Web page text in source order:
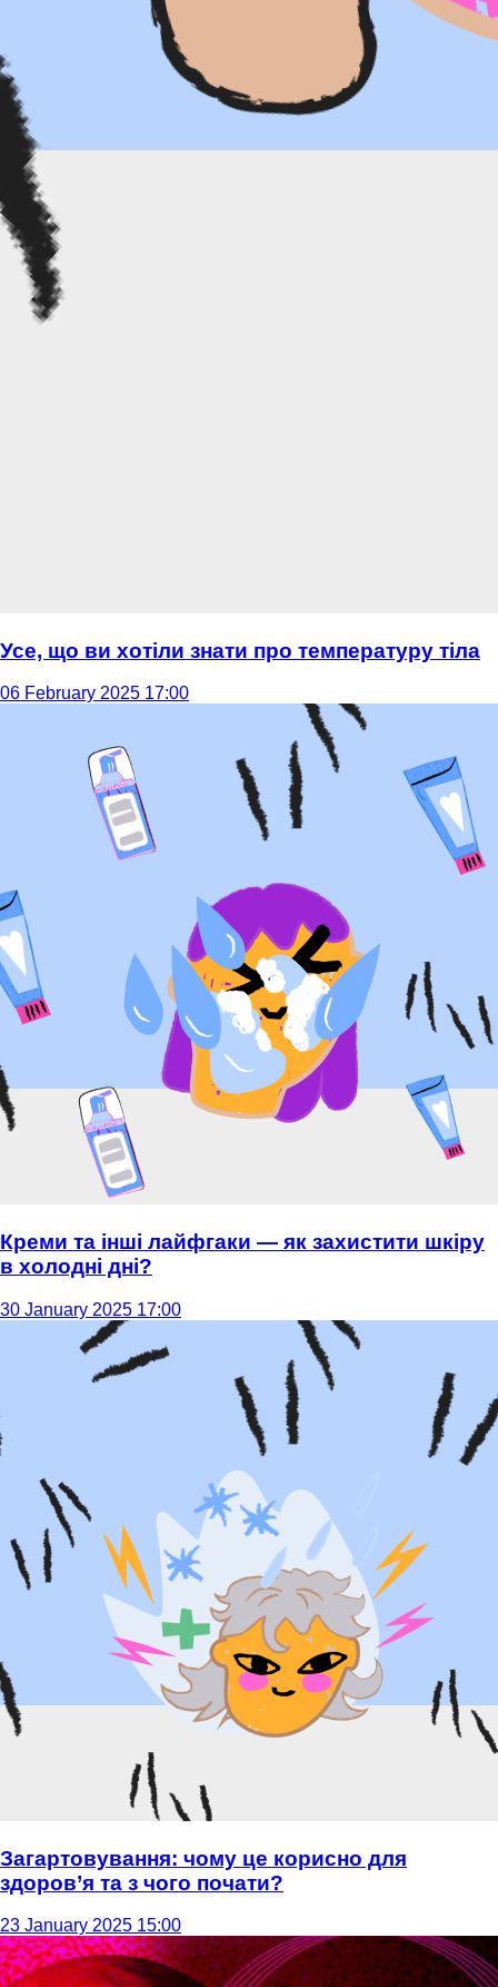
Усе, що ви хотіли знати про температуру тіла
06 February 2025 17:00
Креми та інші лайфгаки — як захистити шкіру
в холодні дні?
30 January 2025 17:00
Загартовування: чому це корисно для
здоров’я та з чого почати?
23 January 2025 15:00